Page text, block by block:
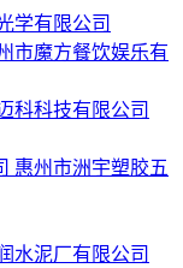
学有限公司
市魔方餐饮娱乐有
科科技有限公司
惠州市洲宇塑胶五
水泥厂有限公司